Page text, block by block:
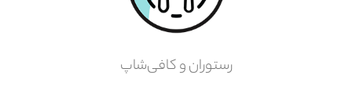
رستوران و کافی‌شاپ